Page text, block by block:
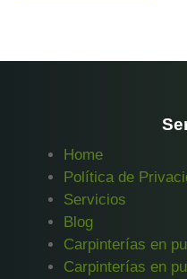
Home
Política de
Servicios
Blog
Carpinterías en
Carpinterías en